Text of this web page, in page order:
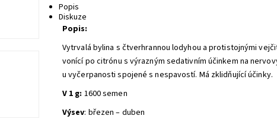
Popis
Diskuze
Popis:
Vytrvalá bylina s čtverhrannou lodyhou a protistojnými
vonící po citrónu s výrazným sedativním účinkem na
u vyčerpanosti spojené s nespavostí. Má zklidňující účinky.
V 1 g: 1600 semen
Výsev: březen – duben